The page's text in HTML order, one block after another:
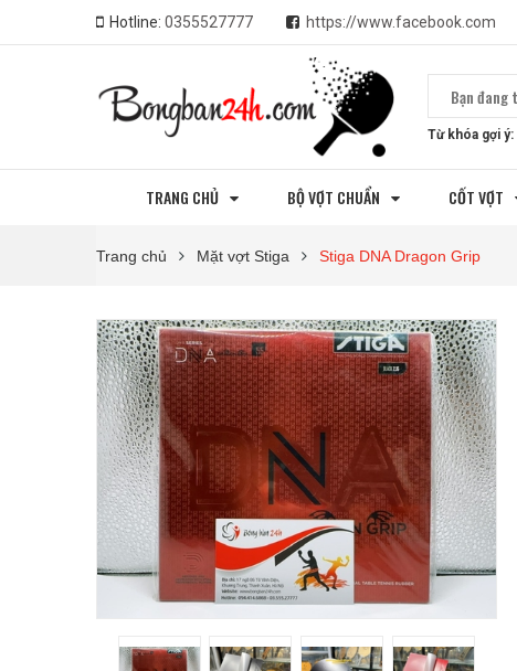
Hotline: 0355527777 https://www.facebook.com
Từ khóa gợi ý:
TRANG CHỦ BỘ VỢT CHUẨN CỐT VỢT
Trang chủ Mặt vợt Stiga Stiga DNA Dragon Grip